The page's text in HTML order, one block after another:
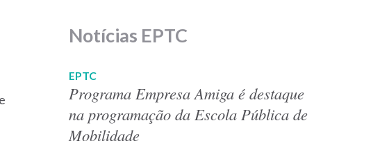
Notícias EPTC
EPTC
Programa Empresa Amiga é destaque
na programação da Escola Pública de
Mobilidade